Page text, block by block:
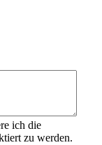
ich die
zu werden.